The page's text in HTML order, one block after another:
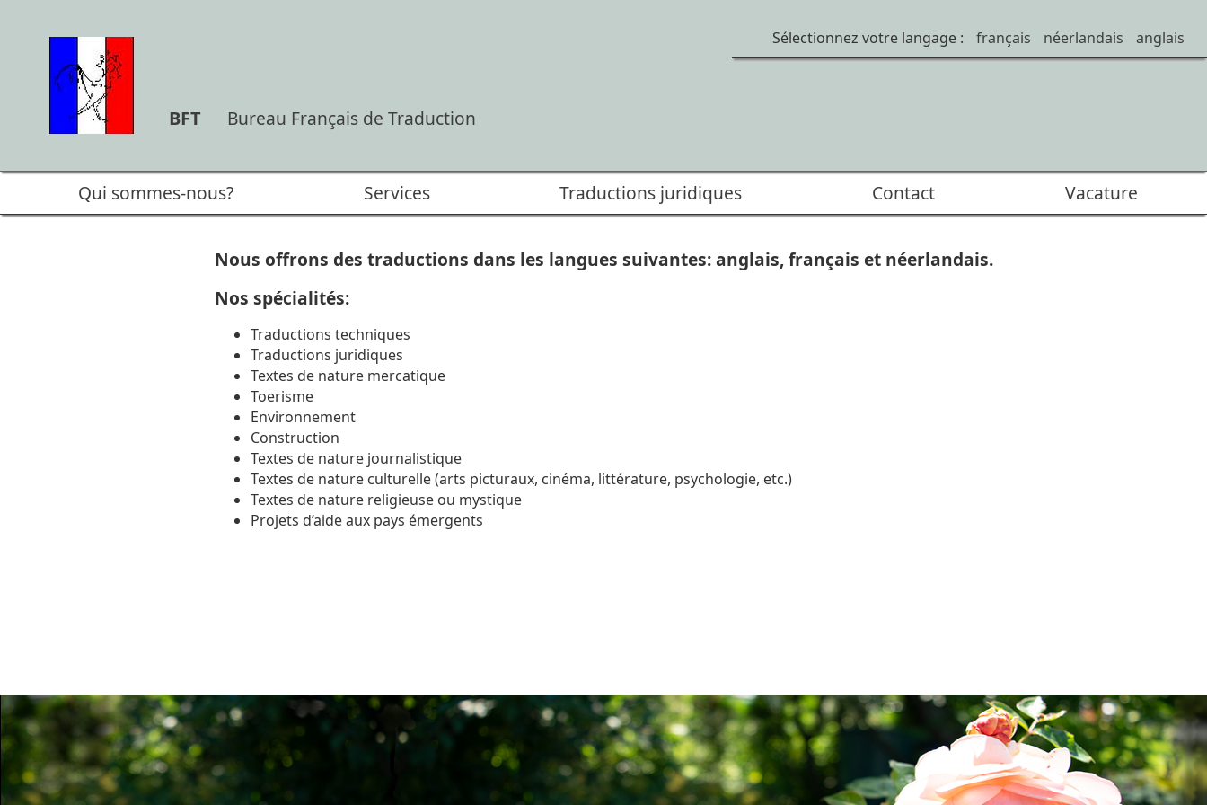
Sélectionnez votre langage : français néerlandais anglais
BFT Bureau Français de Traduction
Qui sommes-nous? Services Traductions juridiques Contact Vacature
Nous offrons des traductions dans les langues suivantes: anglais, français et néerlandais.
Nos spécialités:
Traductions techniques
Traductions juridiques
Textes de nature mercatique
Toerisme
Environnement
Construction
Textes de nature journalistique
Textes de nature culturelle (arts picturaux, cinéma, littérature, psychologie, etc.)
Textes de nature religieuse ou mystique
Projets d’aide aux pays émergents